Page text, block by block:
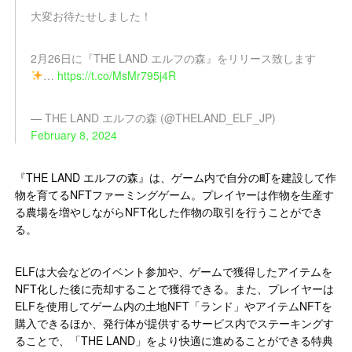
大変お待たせしました！
2月26日に『THE LAND エルフの森』をリリース致します
… https://t.co/MsMr795j4R
— THE LAND エルフの森 (@THELAND_ELF_JP)
February 8, 2024
『THE LAND エルフの森』は、ゲーム内で自分の町を建設して作
物を育てるNFTファーミングゲーム。プレイヤーは作物を生産す
る農場を増やしながらNFT化した作物の取引を行うことができ
る。
ELFは大会などのイベント参加や、ゲームで獲得したアイテムを
NFT化した後に売却することで獲得できる。また、プレイヤーは
ELFを使用してゲーム内の土地NFT「ランド」やアイテムNFTを
購入できるほか、発行体が提供するサービス内でステーキングす
ることで、「THE LAND」をより快適に進めることができる特典